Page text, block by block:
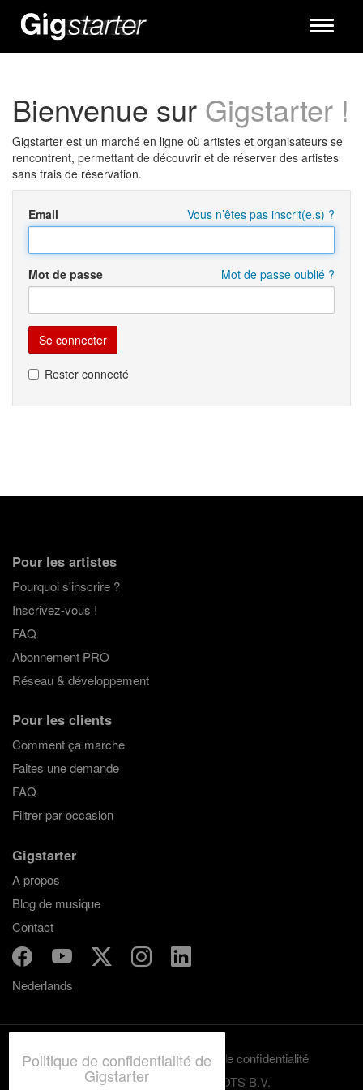
Toggle
Bienvenue sur Gigstarter !
Gigstarter est un marché en ligne où artistes et organisateurs se
rencontrent, permettant de découvrir et de réserver des artistes
sans frais de réservation.
Vous n’êtes pas inscrit(e.s) ?
Email
Mot de passe oublié ?
Mot de passe
Rester connecté
Pour les artistes
Pourquoi s'inscrire ?
Inscrivez-vous !
FAQ
Abonnement PRO
Réseau & développement
Pour les clients
Comment ça marche
Faites une demande
FAQ
Filtrer par occasion
Gigstarter
A propos
Blog de musique
Contact
Nederlands
Termes et conditions
Politique de confidentialité
© 2012-2026 GRASSROOTS B.V.
Politique de confidentialité de
Gigstarter